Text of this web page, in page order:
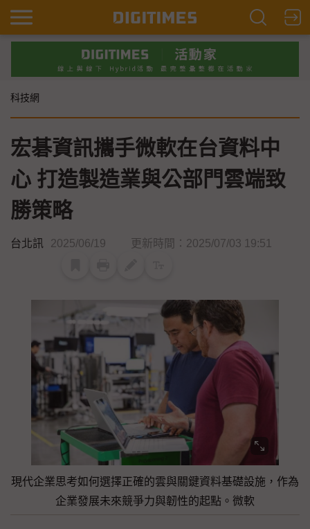
科技網
宏碁資訊攜手微軟在台資料中
心 打造製造業與公部門雲端致
勝策略
台北訊 2025/06/19 更新時間：2025/07/03 19:51
現代企業思考如何選擇正確的雲與關鍵資料基礎設施，作為
企業發展未來競爭力與韌性的起點。微軟